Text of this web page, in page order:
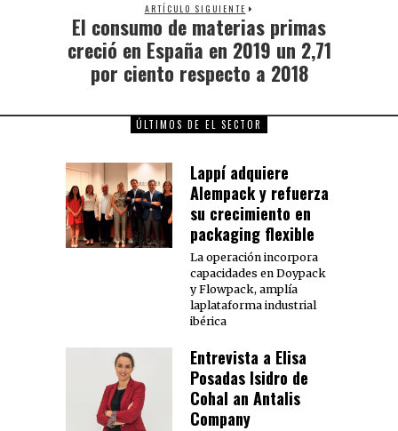
ARTÍCULO SIGUIENTE
El consumo de materias primas
creció en España en 2019 un 2,71
por ciento respecto a 2018
ÚLTIMOS DE EL SECTOR
Lappí adquiere
Alempack y refuerza
su crecimiento en
packaging flexible
La operación incorpora
capacidades en Doypack
y Flowpack, amplía
laplataforma industrial
ibérica
Entrevista a Elisa
Posadas Isidro de
Cohal an Antalis
Company